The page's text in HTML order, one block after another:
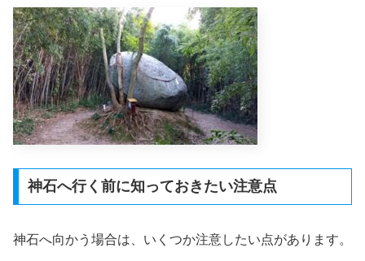
神石へ行く前に知っておきたい注意点
神石へ向かう場合は、いくつか注意したい点があります。